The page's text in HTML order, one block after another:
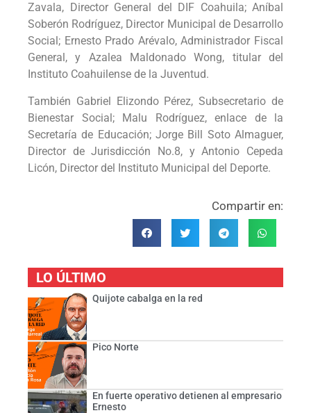
Zavala, Director General del DIF Coahuila; Aníbal
Soberón Rodríguez, Director Municipal de Desarrollo
Social; Ernesto Prado Arévalo, Administrador Fiscal
General, y Azalea Maldonado Wong, titular del
Instituto Coahuilense de la Juventud.
También Gabriel Elizondo Pérez, Subsecretario de
Bienestar Social; Malu Rodríguez, enlace de la
Secretaría de Educación; Jorge Bill Soto Almaguer,
Director de Jurisdicción No.8, y Antonio Cepeda
Licón, Director del Instituto Municipal del Deporte.
Compartir en:
LO ÚLTIMO
Quijote cabalga en la red
Pico Norte
En fuerte operativo detienen al empresario
Ernesto